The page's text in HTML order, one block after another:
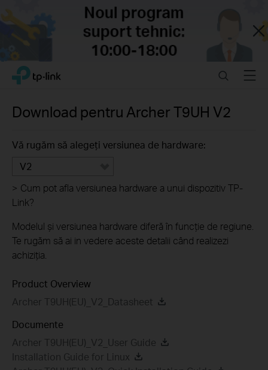
Close
Click
navigation
TP-Link, Reliably Smart SearchMenu
Download pentru Archer T9UH V2
Vă rugăm să alegeți versiunea de hardware:
V2
> Cum pot afla versiunea hardware a unui dispozitiv TP-
Link?
Modelul și versiunea hardware diferă în funcție de regiune.
Te rugăm să ai in vedere aceste detalii când realizezi
achiziția.
Product Overview
Archer T9UH(EU)_V2_Datasheet
Documente
Archer T9UH(EU)_V2_User Guide
Installation Guide for Linux